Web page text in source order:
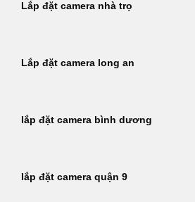
Lắp đặt camera nhà trọ
Lắp đặt camera long an
lắp đặt camera bình dương
lắp đặt camera quận 9